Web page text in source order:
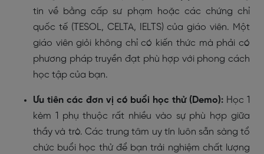
tin về bằng cấp sư phạm hoặc các chứng chỉ
quốc tế (TESOL, CELTA, IELTS) của giáo viên. Một
giáo viên giỏi không chỉ có kiến thức mà phải có
phương pháp truyền đạt phù hợp với phong cách
học tập của bạn.
Ưu tiên các đơn vị có buổi học thử (Demo): Học 1
kèm 1 phụ thuộc rất nhiều vào sự phù hợp giữa
thầy và trò. Các trung tâm uy tín luôn sẵn sàng tổ
chức buổi học thử để bạn trải nghiệm chất lượng